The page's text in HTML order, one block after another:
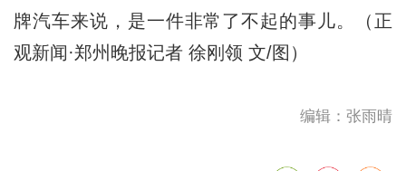
牌汽车来说，是一件非常了不起的事儿。（正
观新闻·郑州晚报记者 徐刚领 文/图）
编辑：张雨晴